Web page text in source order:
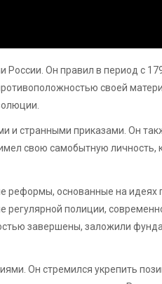
Он правил в период с
своей
и странными приказами. Он
свою самобытную личность,
реформы, основанные на идеях
полиции,
завершены, заложили
Он стремился укрепить